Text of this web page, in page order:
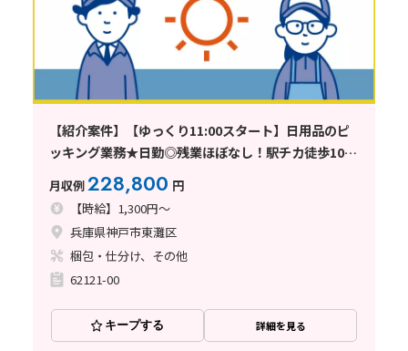
【紹介案件】【ゆっくり11:00スタート】日用品のピ
ッキング業務★日勤◎残業ほぼなし！駅チカ徒歩10分
月収例228,800 円
【時給】1,300円～
兵庫県神戸市東灘区
梱包・仕分け、その他
62121-00
キープする 詳細を見る